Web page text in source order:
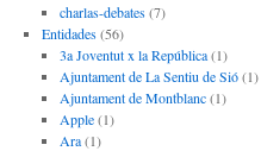
charlas-debates(7)
Entidades(56)
3a Joventut x la República(1)
Ajuntament de La Sentiu de Sió(1)
Ajuntament de Montblanc(1)
Apple(1)
Ara(1)